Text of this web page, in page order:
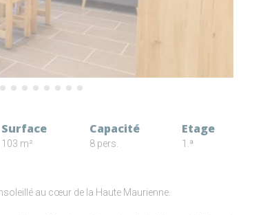
Surface
103 m²
Capacité
8 pers.
Etage
1.ª
au cœur de la Haute Maurienne.